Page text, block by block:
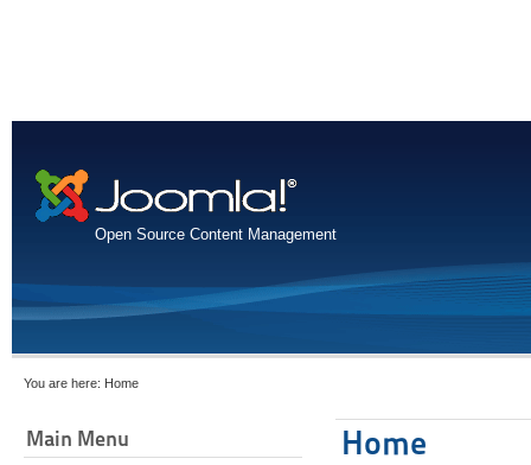
Open Source Content Management
You are here: Home
Main Menu
Home